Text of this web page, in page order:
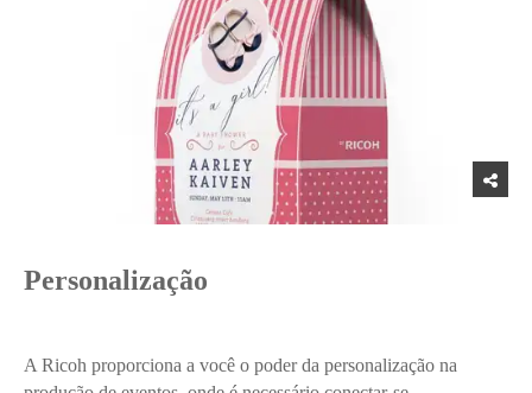
Personalização
A Ricoh proporciona a você o poder da personalização na